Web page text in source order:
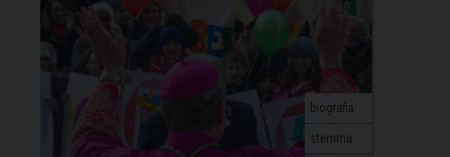
biografia
stemma